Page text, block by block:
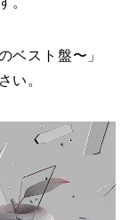
ベスト盤〜」
い。